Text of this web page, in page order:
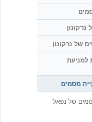
של נרקונון
למניעת
מסמים
של נפאל